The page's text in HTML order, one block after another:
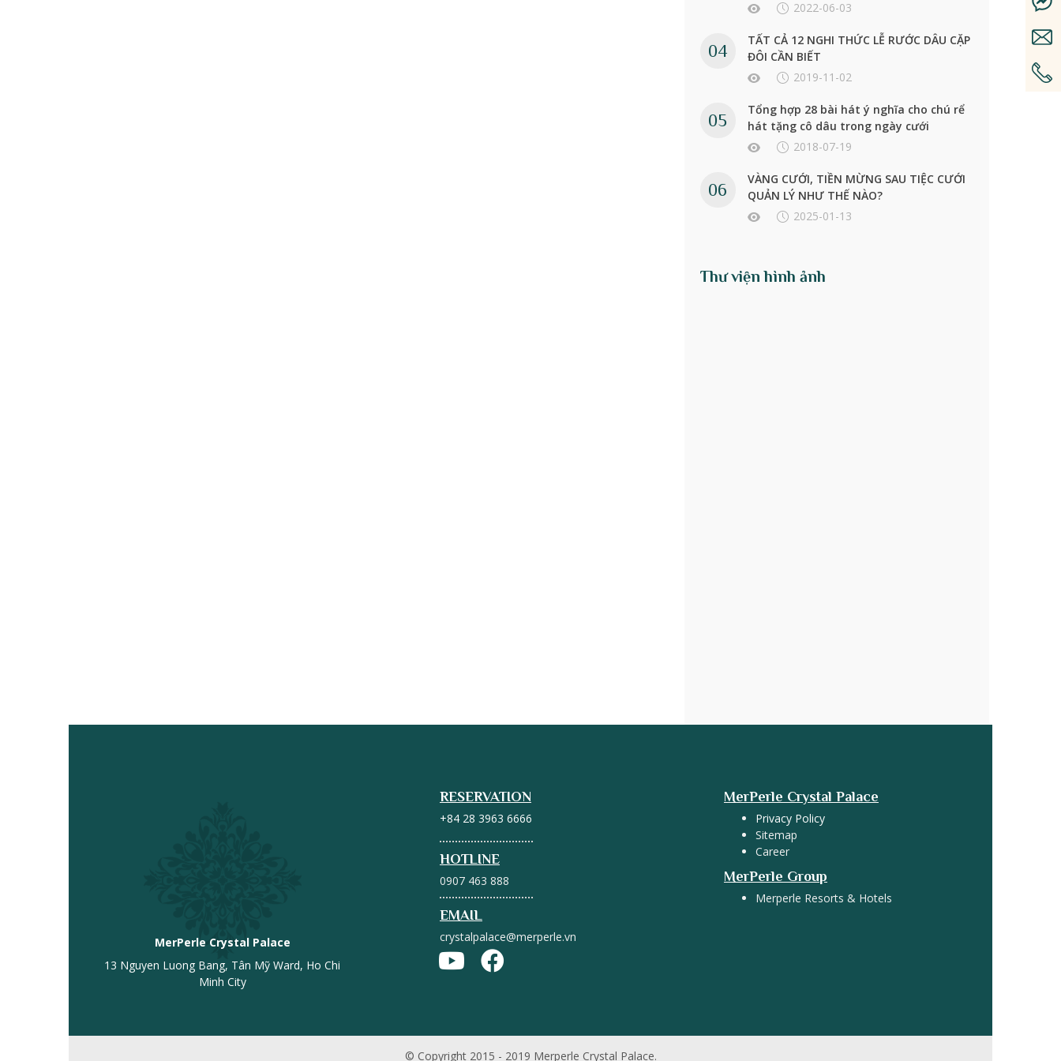
2022-06-03
TẤT CẢ 12 NGHI THỨC LỄ RƯỚC DÂU CẶP
ĐÔI CẦN BIẾT
2019-11-02
Tổng hợp 28 bài hát ý nghĩa cho chú rể
hát tặng cô dâu trong ngày cưới
2018-07-19
VÀNG CƯỚI, TIỀN MỪNG SAU TIỆC CƯỚI
QUẢN LÝ NHƯ THẾ NÀO?
2025-01-13
Thư viện hình ảnh
MerPerle Crystal Palace
13 Nguyen Luong Bang, Tân Mỹ Ward, Ho Chi
Minh City
RESERVATION
+84 28 3963 6666
HOTLINE
0907 463 888
EMAIL
crystalpalace@merperle.vn
MerPerle Crystal Palace
Privacy Policy
Sitemap
Career
MerPerle Group
Merperle Resorts & Hotels
© Copyright 2015 - 2019 Merperle Crystal Palace.